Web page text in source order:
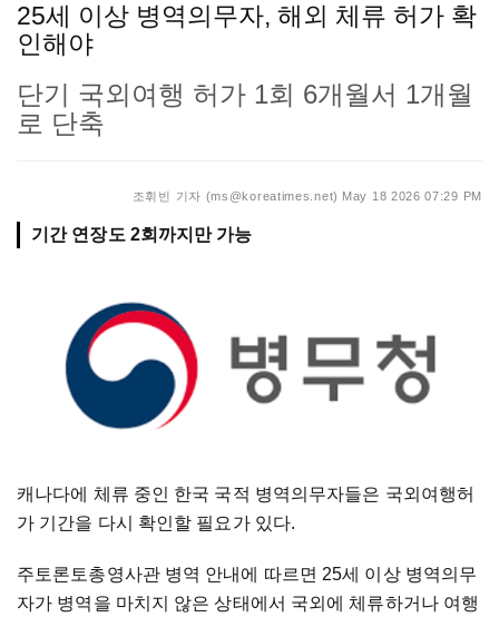
25세 이상 병역의무자, 해외 체류 허가 확
인해야
단기 국외여행 허가 1회 6개월서 1개월
로 단축
조휘빈 기자 (ms@koreatimes.net) May 18 2026 07:29 PM
기간 연장도 2회까지만 가능
캐나다에 체류 중인 한국 국적 병역의무자들은 국외여행허
가 기간을 다시 확인할 필요가 있다.
주토론토총영사관 병역 안내에 따르면 25세 이상 병역의무
자가 병역을 마치지 않은 상태에서 국외에 체류하거나 여행